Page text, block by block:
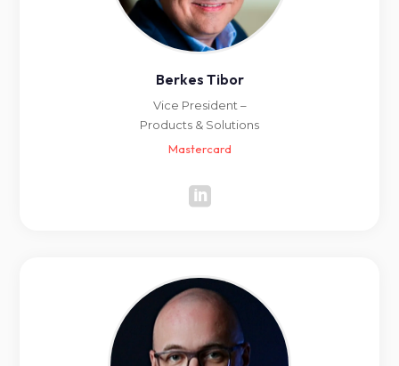
Berkes Tibor
Vice President –
Products & Solutions
Mastercard
